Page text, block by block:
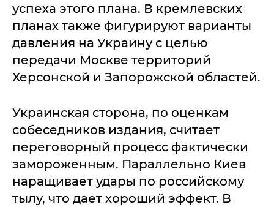
успеха этого плана. В кремлевских
планах также фигурируют варианты
давления на Украину с целью
передачи Москве территорий
Херсонской и Запорожской областей.
Украинская сторона, по оценкам
собеседников издания, считает
переговорный процесс фактически
замороженным. Параллельно Киев
наращивает удары по российскому
тылу, что дает хороший эффект. В